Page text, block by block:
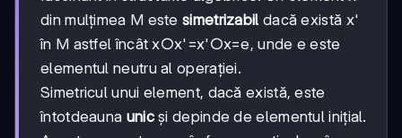
din mulțimea M estesimetrizabil dacă există x'
în M astfel încât x○x'=x'○x=e, unde e este
elementul neutru al operației.
Simetricul unui element, dacă există, este
întotdeauna unicși depinde de elementul inițial.